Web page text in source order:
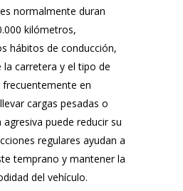
normalmente duran
kilómetros,
hábitos de conducción,
la carretera y el tipo de
frecuentemente en
cargas pesadas o
puede reducir su
regulares ayudan a
temprano y mantener la
del vehículo.